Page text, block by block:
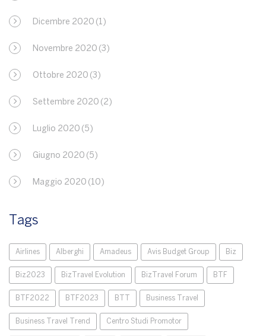
Dicembre 2020 (1)
Novembre 2020 (3)
Ottobre 2020 (3)
Settembre 2020 (2)
Luglio 2020 (5)
Giugno 2020 (5)
Maggio 2020 (10)
Tags
Airlines Alberghi Amadeus Avis Budget Group Biz
Biz2023 BizTravel Evolution BizTravel Forum BTF
BTF2022 BTF2023 BTT Business Travel
Business Travel Trend Centro Studi Promotor